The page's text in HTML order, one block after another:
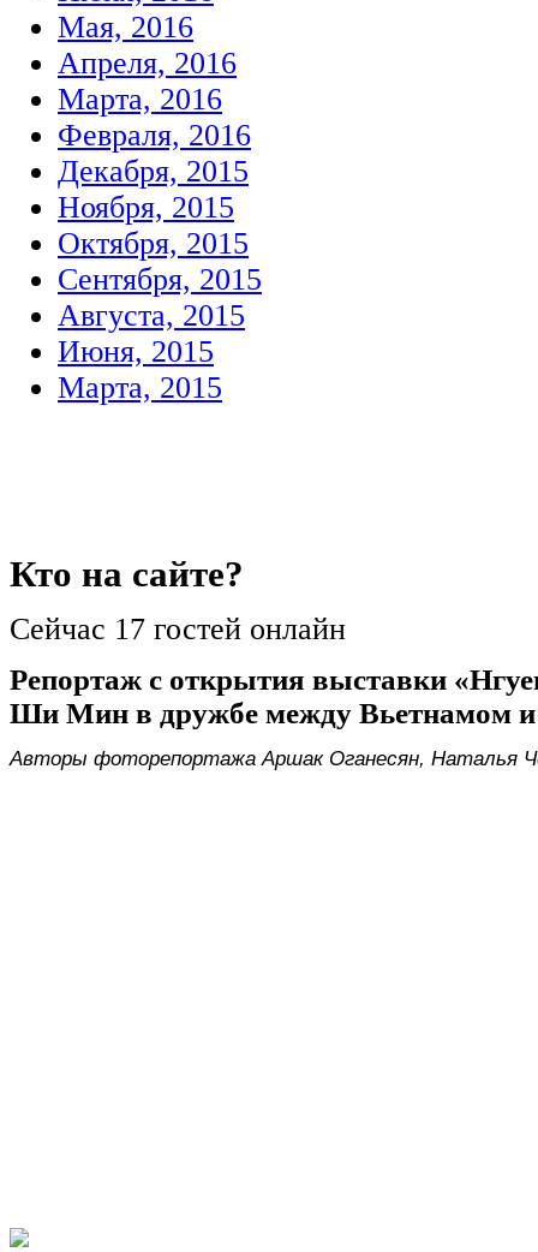
Мая, 2016
Апреля, 2016
Марта, 2016
Февраля, 2016
Декабря, 2015
Ноября, 2015
Октября, 2015
Сентября, 2015
Августа, 2015
Июня, 2015
Марта, 2015
Кто на сайте?
Сейчас 17 гостей онлайн
Репортаж с открытия выставки
Ши Мин в дружбе между Вьетнамом и
Авторы фоторепортажа Аршак Оганесян, Наталья